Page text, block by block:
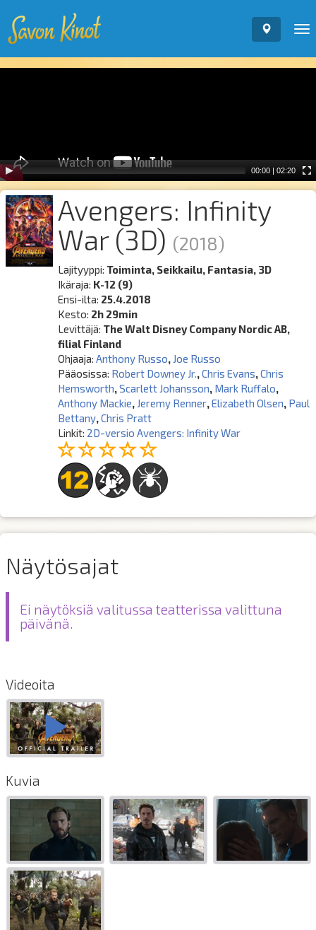
00:00 | 02:20
Avengers: Infinity
War (3D) (2018)
Lajityyppi: Toiminta, Seikkailu, Fantasia, 3D
Ikäraja: K-12 (9)
Ensi-ilta: 25.4.2018
Kesto: 2h 29min
Levittäjä: The Walt Disney Company Nordic AB,
filial Finland
Ohjaaja: Anthony Russo, Joe Russo
Pääosissa: Robert Downey Jr. ,Chris Evans,Chris
Hemsworth,Scarlett Johansson, Mark Ruffalo,
Anthony Mackie, Jeremy Renner,Elizabeth Olsen, Paul
Bettany,Chris Pratt
Linkit: 2D-versio Avengers: Infinity War
Näytösajat
Ei näytöksiä valitussa teatterissa valittuna
päivänä.
Videoita
Kuvia